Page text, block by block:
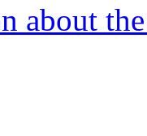
about